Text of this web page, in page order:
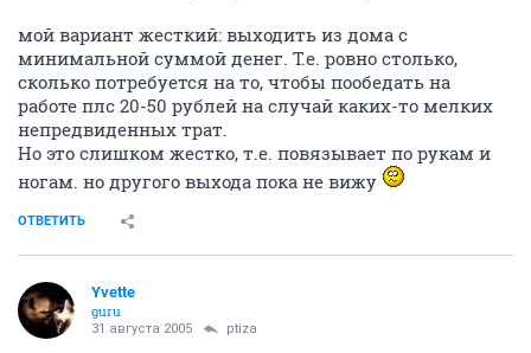
мой вариант жесткий: выходить из дома с
минимальной суммой денег. Т.е. ровно столько,
сколько потребуется на то, чтобы пообедать на
работе плс 20-50 рублей на случай каких-то мелких
непредвиденных трат.
Но это слишком жестко, т.е. повязывает по рукам и
ногам. но другого выхода пока не вижу
ОТВЕТИТЬ
Yvette
guru
31 августа 2005 ptiza